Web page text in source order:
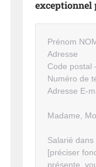
exceptionnel
Prénom
Adresse
Code postal
Numéro de
Adresse E-
Madame,
Salarié
[préciser
présente,